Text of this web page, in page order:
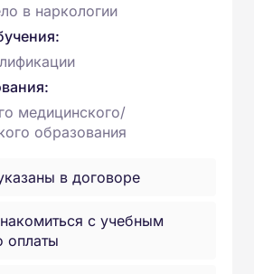
в наркологии
медицинского/
образования
в договоре
с учебным
оплаты